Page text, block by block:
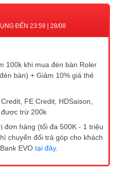
ĐẾN 23:59 | 28/08
100k khi mua đèn bàn Roler
bàn) + Giảm 10% giá thẻ
FE Credit, HDSaison,
được trừ 200k
đơn hàng (tối đa 500K - 1 triệu
chuyển đổi trả góp cho khách
EVO tại đây.